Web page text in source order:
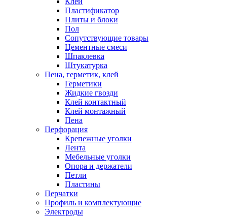
Пластификатор
Плиты и блоки
Пол
Сопутствующие товары
Цементные смеси
Шпаклевка
Штукатурка
Пена, герметик, клей
Герметики
Жидкие гвозди
Клей контактный
Клей монтажный
Пена
Перфорация
Крепежные уголки
Лента
Мебельные уголки
Опора и держатели
Петли
Пластины
Перчатки
Профиль и комплектующие
Электроды